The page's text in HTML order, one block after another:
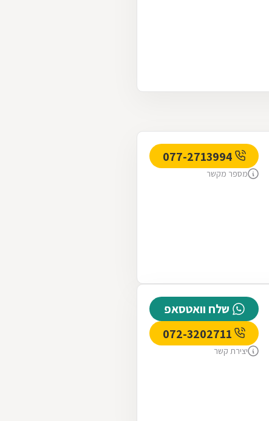
מספר מקשר
שלח וואטסאפ
יצירת קשר